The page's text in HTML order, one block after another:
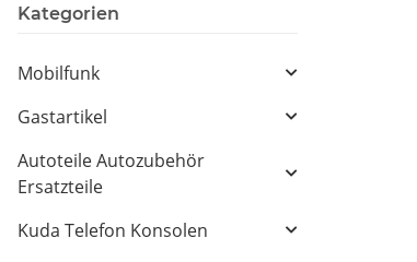
Kategorien
Mobilfunk
Gastartikel
Autoteile Autozubehör
Ersatzteile
Kuda Telefon Konsolen